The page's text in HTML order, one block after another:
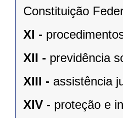
Constituição
XI -
XII - previdência
XIII - assistência
XIV - proteção e